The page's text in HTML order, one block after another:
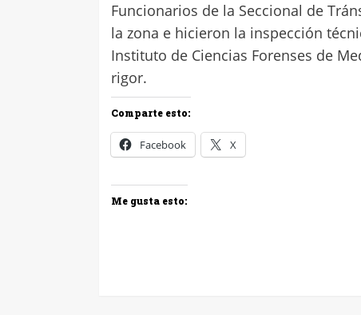
Funcionarios de la Seccional de
la zona e hicieron la inspección
Instituto de Ciencias Forenses de
rigor.
Comparte esto:
Facebook X
Me gusta esto: